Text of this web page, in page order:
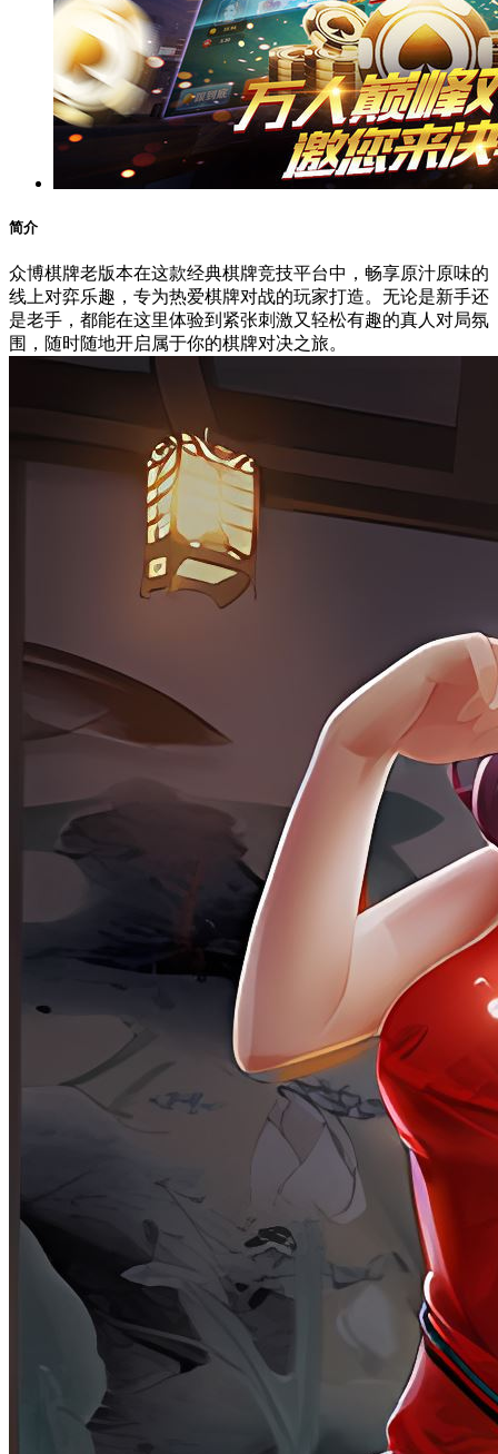
简介
众博棋牌老版本在这款经典棋牌竞技平台中，畅享原汁原味的
线上对弈乐趣，专为热爱棋牌对战的玩家打造。无论是新手还
是老手，都能在这里体验到紧张刺激又轻松有趣的真人对局氛
围，随时随地开启属于你的棋牌对决之旅。